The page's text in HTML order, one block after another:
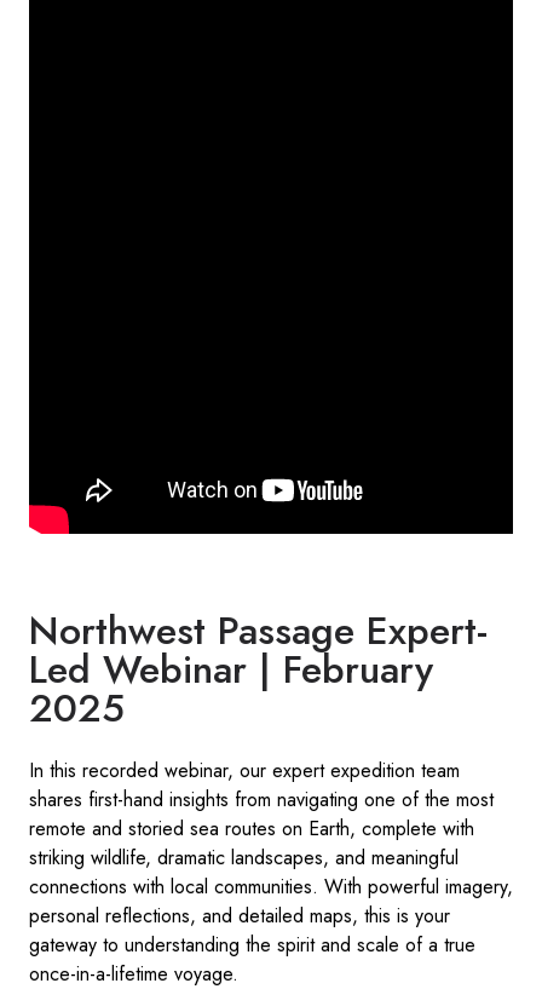
Northwest Passage Expert-
Led Webinar | February
2025
In this recorded webinar, our expert expedition team
shares first-hand insights from navigating one of the most
remote and storied sea routes on Earth, complete with
striking wildlife, dramatic landscapes, and meaningful
connections with local communities. With powerful imagery,
personal reflections, and detailed maps, this is your
gateway to understanding the spirit and scale of a true
once-in-a-lifetime voyage.